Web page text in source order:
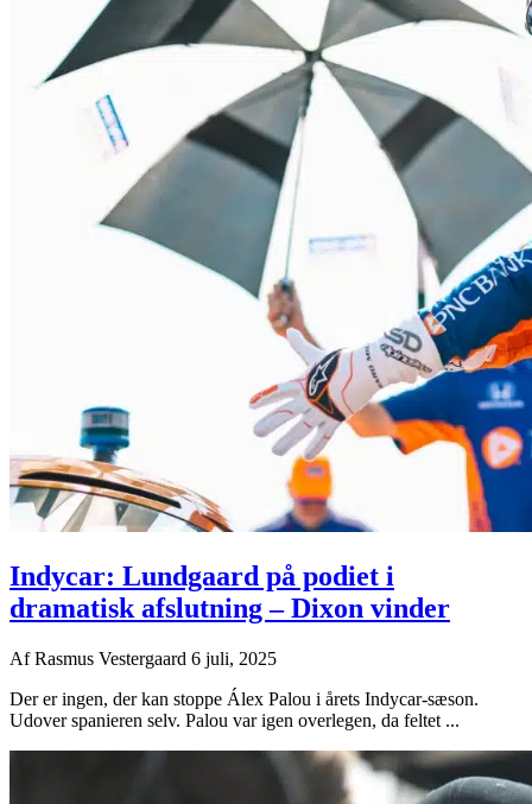
Indycar: Lundgaard på podiet i
dramatisk afslutning – Dixon vinder
AfRasmus Vestergaard 6 juli, 2025
Der er ingen, der kan stoppe Álex Palou i årets Indycar-sæson.
Udover spanieren selv. Palou var igen overlegen, da feltet ...